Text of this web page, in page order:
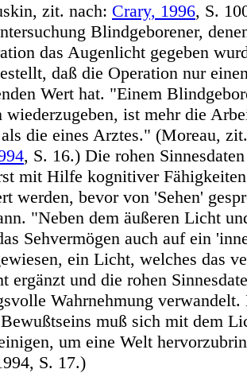
zit. nach: Crary, 1996, S.
Blindgeborener,
das Augenlicht gegeben
daß die Operation nur
Wert hat. "Einem
wiederzugeben, ist mehr die
die eines Arztes." (Moreau,
, S. 16.) Die rohen Sinnesdaten
mit Hilfe kognitiver Fähigkeiten
werden, bevor von 'Sehen'
"Neben dem äußeren Licht
Sehvermögen auch auf ein
ein Licht, welches das
ergänzt und die rohen
Wahrnehmung verwandelt.
muß sich mit dem
um eine Welt
S. 17.)